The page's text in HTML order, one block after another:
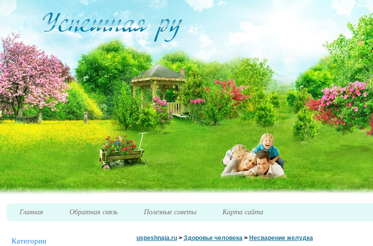
Главная Обратная связь Полезные советы Карта сайта
Категории uspeshnaja.ru> Здоровье человека> Несварение желудка